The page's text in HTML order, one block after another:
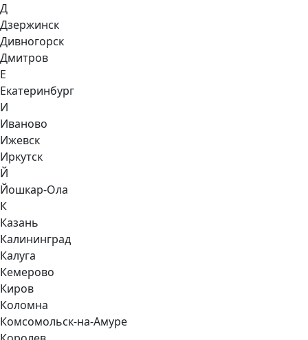
Д
Дзержинск
Дивногорск
Дмитров
Е
Екатеринбург
И
Иваново
Ижевск
Иркутск
Й
Йошкар-Ола
К
Казань
Калининград
Калуга
Кемерово
Киров
Коломна
Комсомольск-на-Амуре